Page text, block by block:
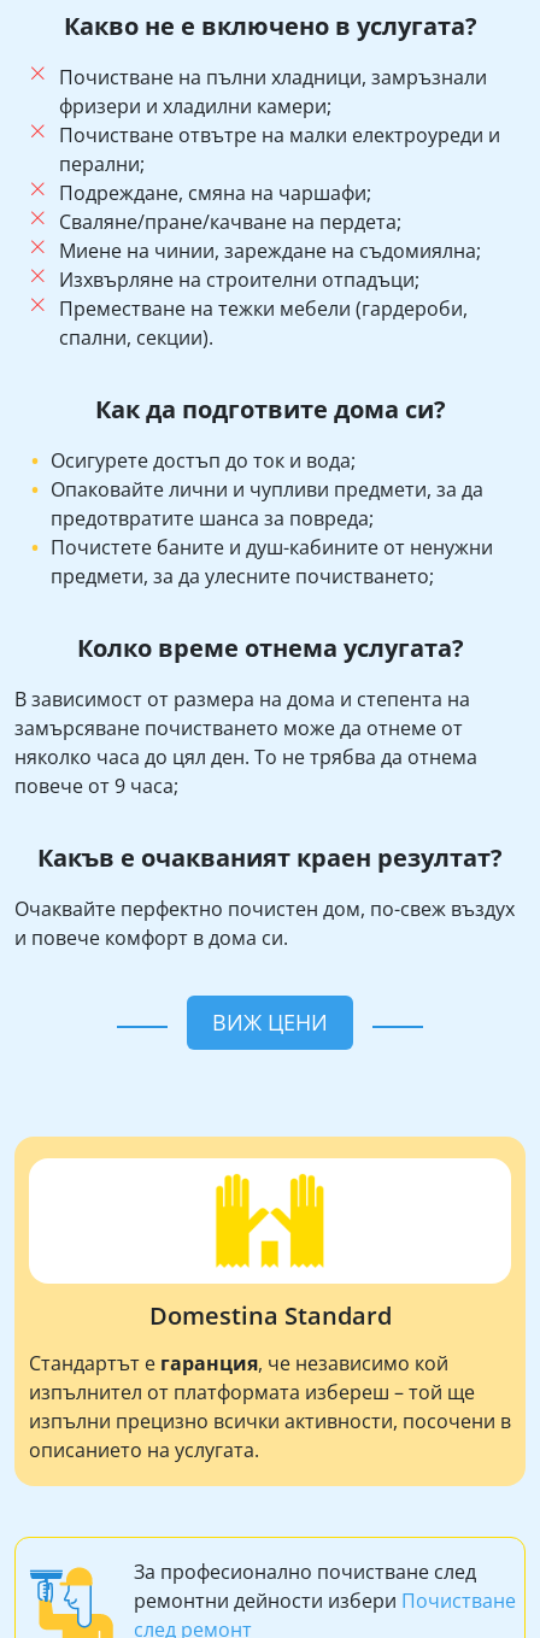
Какво не е включено в услугата?
Почистване на пълни хладници, замръзнали
фризери и хладилни камери;
Почистване отвътре на малки електроуреди и
перални;
Подреждане, смяна на чаршафи;
Сваляне/пране/качване на пердета;
Миене на чинии, зареждане на съдомиялна;
Изхвърляне на строителни отпадъци;
Преместване на тежки мебели (гардероби,
спални, секции).
Как да подготвите дома си?
Осигурете достъп до ток и вода;
Опаковайте лични и чупливи предмети, за да
предотвратите шанса за повреда;
Почистете баните и душ-кабините от ненужни
предмети, за да улесните почистването;
Колко време отнема услугата?
В зависимост от размера на дома и степента на
замърсяване почистването може да отнеме от
няколко часа до цял ден. То не трябва да отнема
повече от 9 часа;
Какъв е очакваният краен резултат?
Очаквайте перфектно почистен дом, по-свеж въздух
и повече комфорт в дома си.
ВИЖ ЦЕНИ
Domestina Standard
Стандартът е гаранция, че независимо кой
изпълнител от платформата избереш – той ще
изпълни прецизно всички активности, посочени в
описанието на услугата.
За професионално почистване след
ремонтни дейности избери Почистване
след ремонт